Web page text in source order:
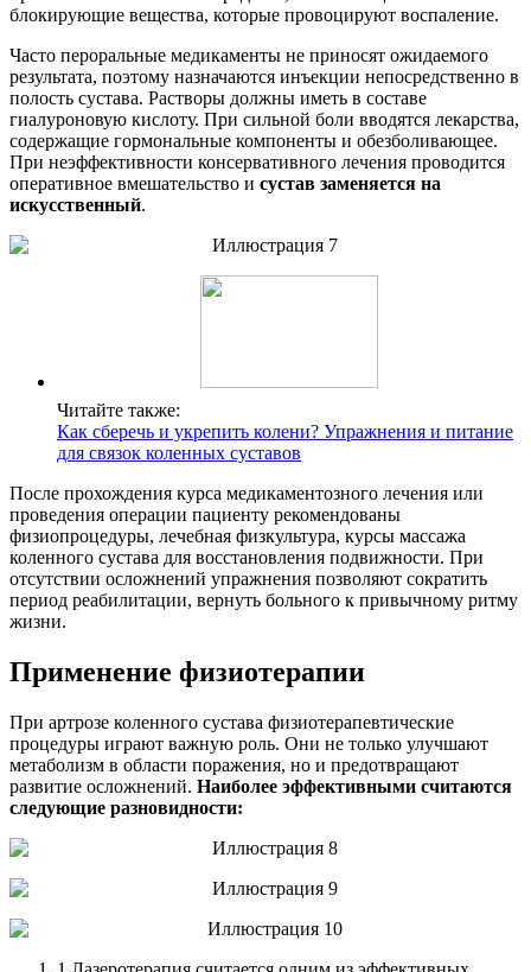
блокирующие вещества, которые провоцируют воспаление.
Часто пероральные медикаменты не приносят ожидаемого
результата, поэтому назначаются инъекции непосредственно в
полость сустава. Растворы должны иметь в составе
гиалуроновую кислоту. При сильной боли вводятся лекарства,
содержащие гормональные компоненты и обезболивающее.
При неэффективности консервативного лечения проводится
оперативное вмешательство и сустав заменяется на
искусственный.
Читайте также:
Как сберечь и укрепить колени? Упражнения и питание
для связок коленных суставов
После прохождения курса медикаментозного лечения или
проведения операции пациенту рекомендованы
физиопроцедуры, лечебная физкультура, курсы массажа
коленного сустава для восстановления подвижности. При
отсутствии осложнений упражнения позволяют сократить
период реабилитации, вернуть больного к привычному ритму
жизни.
Применение физиотерапии
При артрозе коленного сустава физиотерапевтические
процедуры играют важную роль. Они не только улучшают
метаболизм в области поражения, но и предотвращают
развитие осложнений. Наиболее эффективными считаются
следующие разновидности: